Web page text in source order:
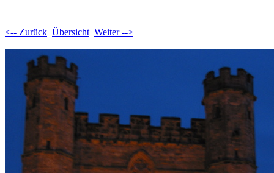
<-- Zurück Übersicht Weiter -->